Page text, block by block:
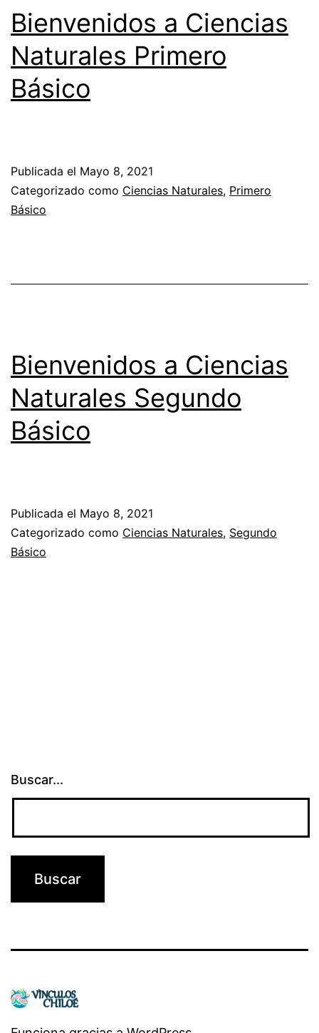
Bienvenidos a Ciencias
Naturales Primero
Básico
Publicada el Mayo 8, 2021
Categorizado como Ciencias Naturales, Primero
Básico
Bienvenidos a Ciencias
Naturales Segundo
Básico
Publicada el Mayo 8, 2021
Categorizado como Ciencias Naturales, Segundo
Básico
Buscar...